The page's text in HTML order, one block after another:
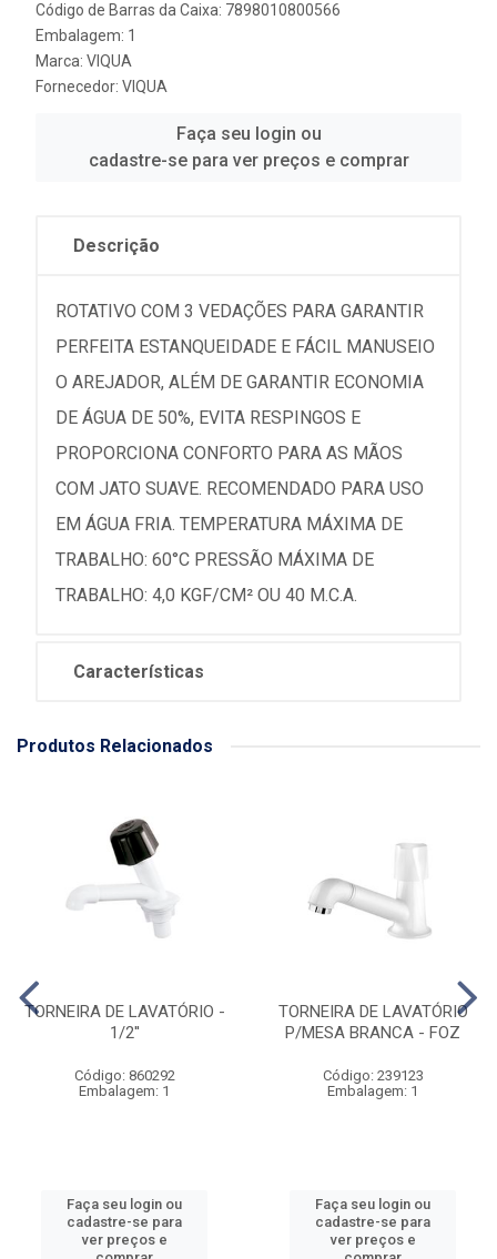
Código de Barras da Caixa: 7898010800566
Embalagem: 1
Marca: VIQUA
Fornecedor: VIQUA
Faça seu login ou
cadastre-se para ver preços e comprar
Descrição
ROTATIVO COM 3 VEDAÇÕES PARA GARANTIR
PERFEITA ESTANQUEIDADE E FÁCIL MANUSEIO
O AREJADOR, ALÉM DE GARANTIR ECONOMIA
DE ÁGUA DE 50%, EVITA RESPINGOS E
PROPORCIONA CONFORTO PARA AS MÃOS
COM JATO SUAVE. RECOMENDADO PARA USO
EM ÁGUA FRIA. TEMPERATURA MÁXIMA DE
TRABALHO: 60°C PRESSÃO MÁXIMA DE
TRABALHO: 4,0 KGF/CM² OU 40 M.C.A.
Características
Produtos Relacionados
TORNEIRA DE LAVATÓRIO -
1/2''
Código: 860292
Embalagem: 1
Faça seu login ou
cadastre-se para
ver preços e
TORNEIRA DE LAVATÓRIO
P/MESA BRANCA - FOZ
Código: 239123
Embalagem: 1
Faça seu login ou
cadastre-se para
ver preços e